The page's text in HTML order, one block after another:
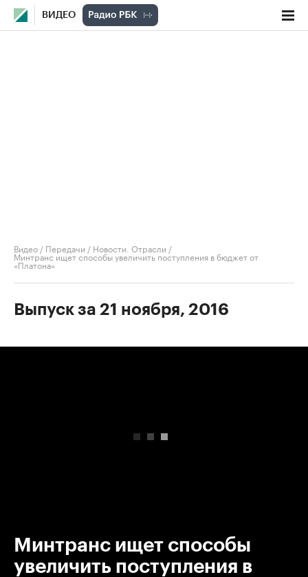
ВИДЕО
Видео / Передачи / Новости. Отрасли /
Минтранс ищет способы увеличить поступления в бюджет от
«Платона»
Выпуск за 21 ноября, 2016
Минтранс ищет способы
увеличить поступления в